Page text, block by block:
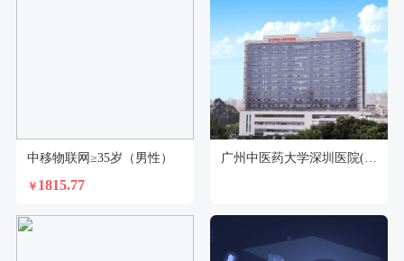
中移物联网≥35岁（男性）
￥ 1815.77
广州中医药大学深圳医院(福田)体检中心